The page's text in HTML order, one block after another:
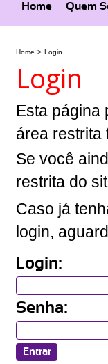
Home Quem
Home > Login
Login
Esta página
área restrita
Se você
restrita do
Caso já
login,
Login:
Senha: